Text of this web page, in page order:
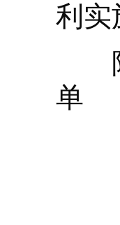
利实
附
单